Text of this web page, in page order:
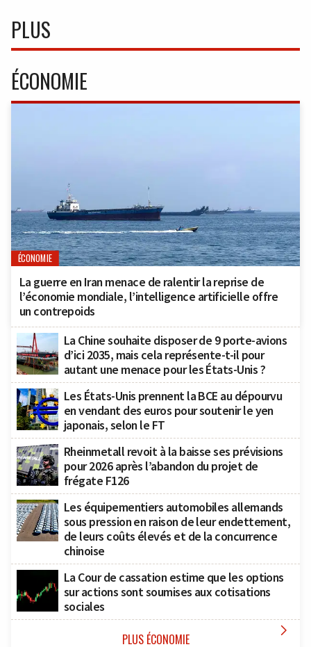
PLUS
ÉCONOMIE
ÉCONOMIE
La guerre en Iran menace de ralentir la reprise de
l’économie mondiale, l’intelligence artificielle offre
un contrepoids
La Chine souhaite disposer de 9 porte-avions
d’ici 2035, mais cela représente-t-il pour
autant une menace pour les États-Unis ?
Les États-Unis prennent la BCE au dépourvu
en vendant des euros pour soutenir le yen
japonais, selon le FT
Rheinmetall revoit à la baisse ses prévisions
pour 2026 après l’abandon du projet de
frégate F126
Les équipementiers automobiles allemands
sous pression en raison de leur endettement,
de leurs coûts élevés et de la concurrence
chinoise
La Cour de cassation estime que les options
sur actions sont soumises aux cotisations
sociales
PLUS ÉCONOMIE 